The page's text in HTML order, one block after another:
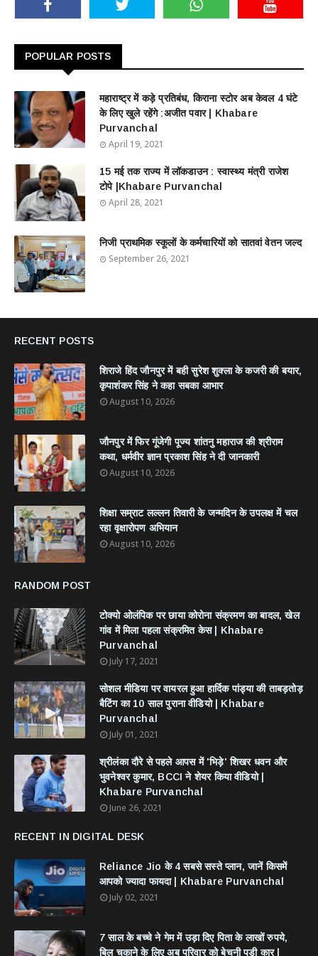
POPULAR POSTS
महाराष्ट्र में कड़े प्रतिबंध, किराना स्टोर अब केवल 4 घंटे
के लिए खुले रहेंगे :अजीत पवार | Khabare
Purvanchal
April 19, 2021
15 मई तक राज्य में लॉकडाउन : स्वास्थ्य मंत्री राजेश
टोपे |Khabare Purvanchal
April 28, 2021
निजी प्राथमिक स्कूलों के कर्मचारियों को सातवां वेतन जल्द
September 26, 2021
RECENT POSTS
शिराजे हिंद जौनपुर में बही सुरेश शुक्ला के कजरी की बयार,
कृपाशंकर सिंह ने कहा सबका आभार
August 10, 2026
जौनपुर में फिर गूंजेगी पूज्य शांतनु महाराज की श्रीराम
कथा, धर्मवीर ज्ञान प्रकाश सिंह ने दी जानकारी
August 10, 2026
शिक्षा सम्राट लल्लन तिवारी के जन्मदिन के उपलक्ष में चल
रहा वृक्षारोपण अभियान
August 10, 2026
RANDOM POST
टोक्यो ओलंपिक पर छाया कोरोना संक्रमण का बादल, खेल
गांव में मिला पहला संक्रमित केस | Khabare
Purvanchal
July 17, 2021
सोशल मीडिया पर वायरल हुआ हार्दिक पांड्या की ताबड़तोड़
बैटिंग का 10 साल पुराना वीडियो | Khabare
Purvanchal
July 01, 2021
श्रीलंका दौरे से पहले आपस में 'भिड़े' शिखर धवन और
भुवनेश्वर कुमार, BCCI ने शेयर किया वीडियो |
Khabare Purvanchal
June 26, 2021
RECENT IN DIGITAL DESK
Reliance Jio के 4 सबसे सस्ते प्लान, जानें किसमें
आपको ज्यादा फायदा | Khabare Purvanchal
July 02, 2021
7 साल के बच्चे ने गेम में उड़ा दिए पिता के लाखों रुपये,
बिल चुकाने के लिए अब परिवार को बेचनी पड़ी कार |